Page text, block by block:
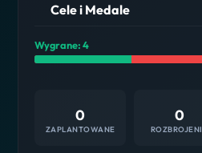
Cele i Medale
Wygrane: 4
0
ZAPLANTOWANE
0